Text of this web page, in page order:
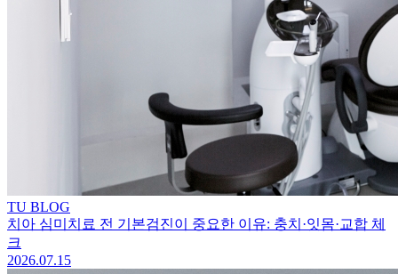
TU BLOG
치아 심미치료 전 기본검진이 중요한 이유: 충치·잇몸·교합 체
크
2026.07.15